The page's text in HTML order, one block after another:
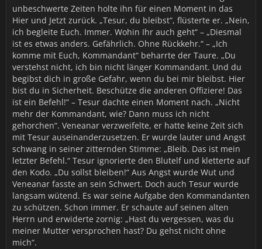
N. Pestrufer
unbeschwerte Zeiten holte ihn für einen Moment in das
Hier und Jetzt zurück. „Tesur, du bleibst“, flüsterte er. „Nein,
ich begleite Euch. Immer. Wohin Ihr auch geht“ – „Diesmal
ist es etwas anders. Gefährlich. Ohne Rückkehr.“ – „Ich
komme mit Euch, Kommandant“ beharrte der Taure. „Du
verstehst nicht, ich bin nicht länger Kommandant. Und du
begibst dich in große Gefahr, wenn du bei mir bleibst. Hier
bist du in Sicherheit. Beschütze die anderen Offiziere! Das
ist ein Befehl!“ – Tesur dachte einen Moment nach. „Nicht
mehr der Kommandant, wie? Dann muss ich nicht
gehorchen“. Veneanar verzweifelte, er hatte keine Zeit sich
mit Tesur auseinanderzusetzen. Er wurde lauter und Angst
schwang in seiner zitternden Stimme: „Bleib. Das ist mein
letzter Befehl.“ Tesur ignorierte den Blutelf und kletterte auf
den Kodo. „Du sollst bleiben!“ Aus Angst wurde Wut und
Veneanar fasste an sein Schwert. Doch auch Tesur wurde
langsam wütend. Es war seine Aufgabe den Kommandanten
zu schützen. Schon immer. Er schaute auf seinen alten
Herrn und erwiderte zornig: „Hast du vergessen, was du
meiner Mutter versprochen hast? Du gehst nicht ohne
mich“.